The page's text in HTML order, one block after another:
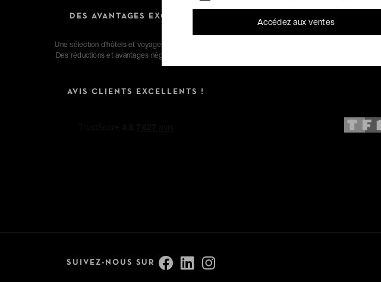
Thématiques
Collection été
DES AVANTAGES EXCLUSIFS
Une sélection d'hôtels et voyages extraordinaires.
Des réductions et avantages négociés pour vous.
AVIS CLIENTS EXCELLENTS !
SUIVEZ-NOUS SUR
Accédez aux ventes